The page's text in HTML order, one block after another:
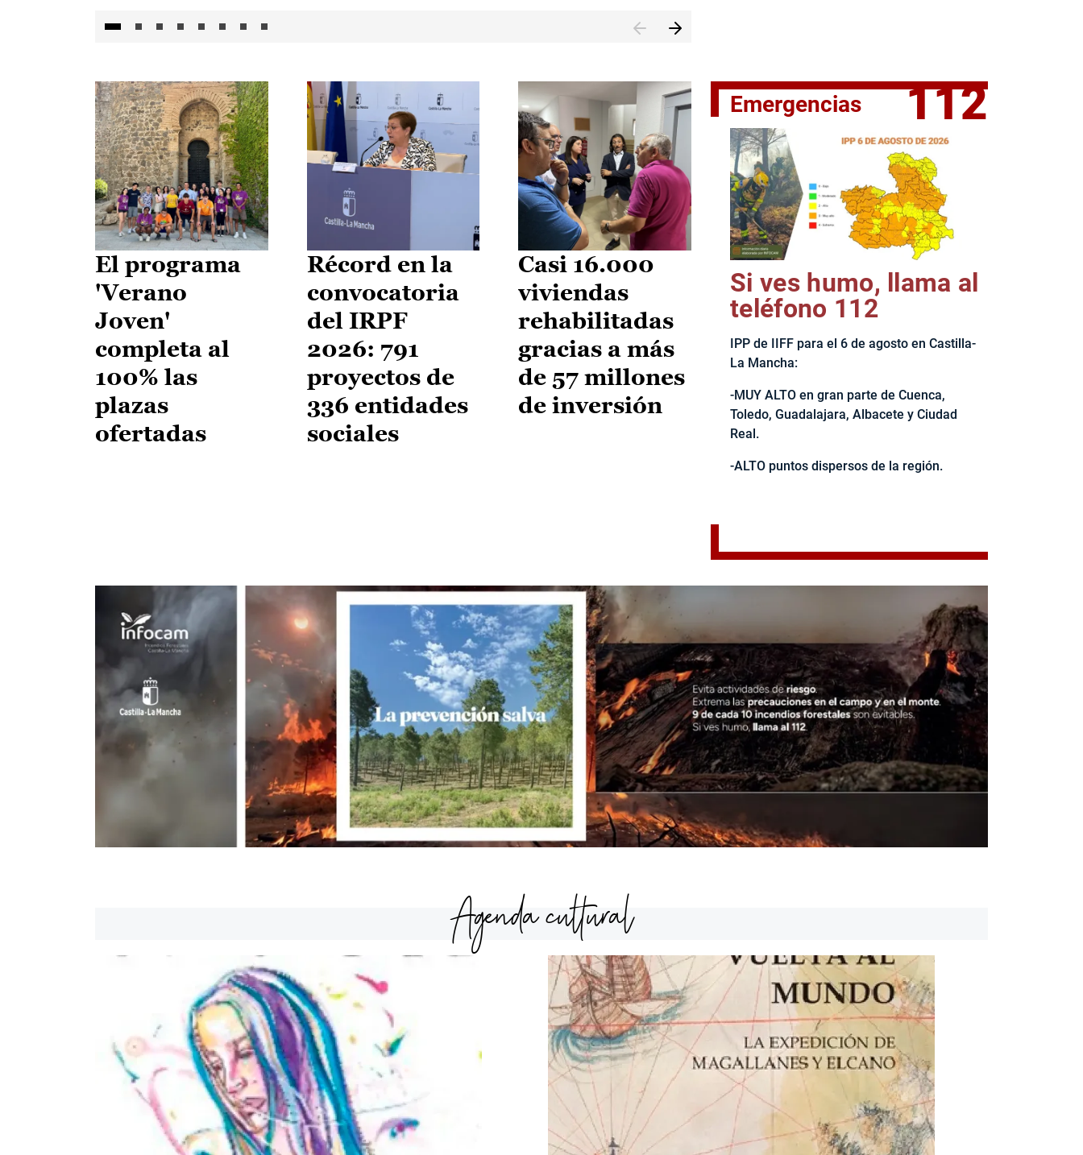
El jefe del Ejecutivo castellanomanchego, Emiliano García-
El programa
'Verano
Joven'
completa al
100% las
plazas
ofertadas
Récord en la
convocatoria
del IRPF
2026: 791
proyectos de
336 entidades
sociales
Casi 16.000
viviendas
rehabilitadas
gracias a más
de 57 millones
de inversión
Emergencias 112
Si ves humo, llama al
teléfono 112
IPP de IIFF para el 6 de agosto en Castilla-
La Mancha:
-MUY ALTO en gran parte de Cuenca,
Toledo, Guadalajara, Albacete y Ciudad
Real.
-ALTO puntos dispersos de la región.
Agenda cultural